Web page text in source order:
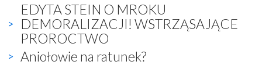
EDYTA STEIN O MROKU
DEMORALIZACJI! WSTRZĄSAJĄCE
PROROCTWO
Aniołowie na ratunek?